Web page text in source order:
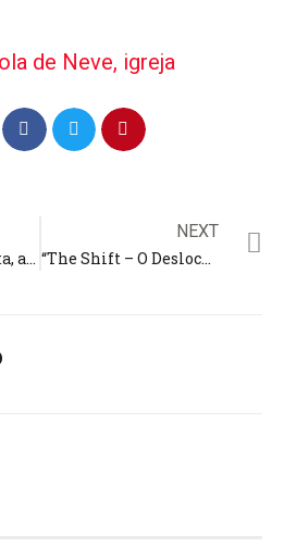
de Neve, igreja
URGENTE! Em nota, assessoria pede orações pela cantora gospel Elaine de Jesus: artista está “debilitada e frágil”
NEXT
“The Shift – O Deslocamento”, ficção baseada em ‘Jó’ chega aos cinemas; filme é da produtora da série ‘The Chosen’